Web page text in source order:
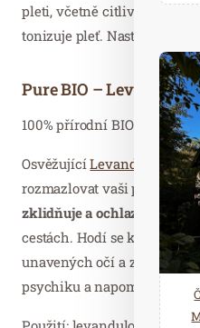
pleti, včetně citlivé a
tonizuje pleť. Nastříkejte na
Pure BIO –
100% přírodní BIO pleťová
OsvěžujícíLevandulová
rozmazlovat vaši pokožku i
zklidňuje a ochlazuje
. Je
cestách. Hodí se k
unavených očí a zklidnění
psychiku a napomáhá